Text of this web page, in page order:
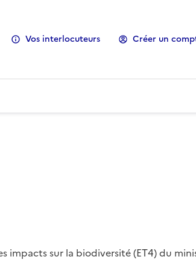
Vos interlocuteurs Créer un
impacts sur la biodiversité (ET4) du